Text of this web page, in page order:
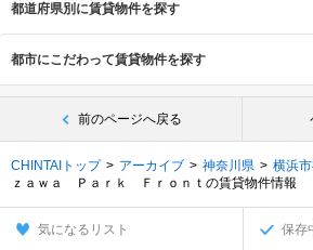
都道府県別に賃貸物件を探す
都市にこだわって賃貸物件を探す
前のページへ戻る
CHINTAIトップ アーカイブ 神奈川県 横浜
ｚａｗａ Ｐａｒｋ Ｆｒｏｎｔの賃貸物件情報
気になるリスト 保存